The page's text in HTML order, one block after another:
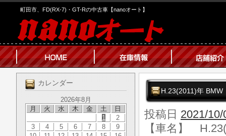
町田市、FD(RX-7)・GT-Rの中古車【nanoオート】
カレンダー
2026年8月
月
火 水 木 金 土 日
1
2
3
4 5 6 7 8
9
H.23(2011)年 BMW
投稿日 2021/10/
【車名】